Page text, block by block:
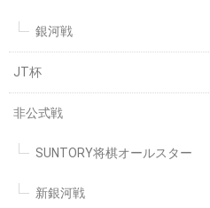
銀河戦
JT杯
非公式戦
SUNTORY将棋オールスター
新銀河戦